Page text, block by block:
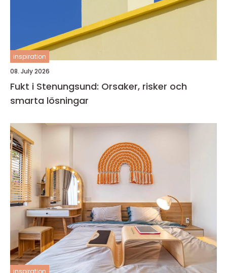
inspiration
08. July 2026
Fukt i Stenungsund: Orsaker, risker och
smarta lösningar
inspiration